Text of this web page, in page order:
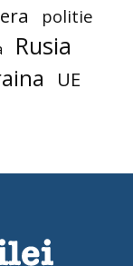
politie
Rusia
UE